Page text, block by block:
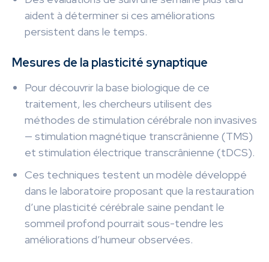
aident à déterminer si ces améliorations
persistent dans le temps.
Mesures de la plasticité synaptique
Pour découvrir la base biologique de ce
traitement, les chercheurs utilisent des
méthodes de stimulation cérébrale non invasives
— stimulation magnétique transcrânienne (TMS)
et stimulation électrique transcrânienne (tDCS).
Ces techniques testent un modèle développé
dans le laboratoire proposant que la restauration
d’une plasticité cérébrale saine pendant le
sommeil profond pourrait sous-tendre les
améliorations d’humeur observées.